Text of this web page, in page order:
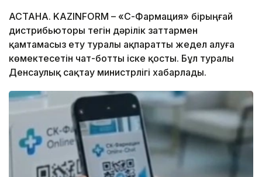
АСТАНА. KAZINFORM – «СҚ-Фармация» бірыңғай
дистрибьюторы тегін дәрілік заттармен
қамтамасыз ету туралы ақпаратты жедел алуға
көмектесетін чат-ботты іске қосты. Бұл туралы
Денсаулық сақтау министрлігі хабарлады.